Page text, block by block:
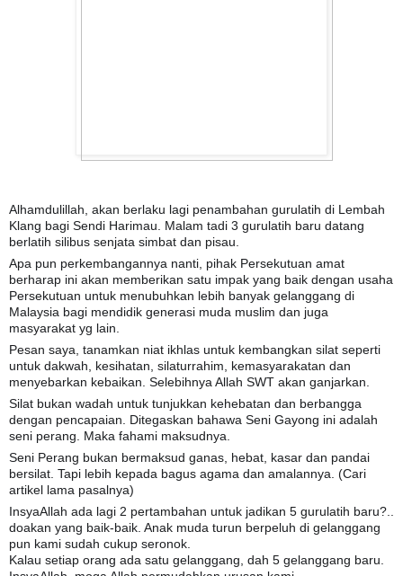
Alhamdulillah, akan berlaku lagi penambahan gurulatih di Lembah
Klang bagi Sendi Harimau. Malam tadi 3 gurulatih baru datang
berlatih silibus senjata simbat dan pisau.
Apa pun perkembangannya nanti, pihak Persekutuan amat
berharap ini akan memberikan satu impak yang baik dengan usaha
Persekutuan untuk menubuhkan lebih banyak gelanggang di
Malaysia bagi mendidik generasi muda muslim dan juga
masyarakat yg lain.
Pesan saya, tanamkan niat ikhlas untuk kembangkan silat seperti
untuk dakwah, kesihatan, silaturrahim, kemasyarakatan dan
menyebarkan kebaikan. Selebihnya Allah SWT akan ganjarkan.
Silat bukan wadah untuk tunjukkan kehebatan dan berbangga
dengan pencapaian. Ditegaskan bahawa Seni Gayong ini adalah
seni perang. Maka fahami maksudnya.
Seni Perang bukan bermaksud ganas, hebat, kasar dan pandai
bersilat. Tapi lebih kepada bagus agama dan amalannya. (Cari
artikel lama pasalnya)
InsyaAllah ada lagi 2 pertambahan untuk jadikan 5 gurulatih baru?..
doakan yang baik-baik. Anak muda turun berpeluh di gelanggang
pun kami sudah cukup seronok.
Kalau setiap orang ada satu gelanggang, dah 5 gelanggang baru.